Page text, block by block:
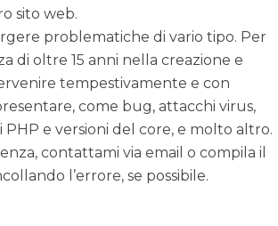
sito web.
problematiche di vario tipo. Per
di oltre 15 anni nella creazione e
tempestivamente e con
come bug, attacchi virus,
e versioni del core, e molto altro.
contattami via email o compila il
l’errore, se possibile.